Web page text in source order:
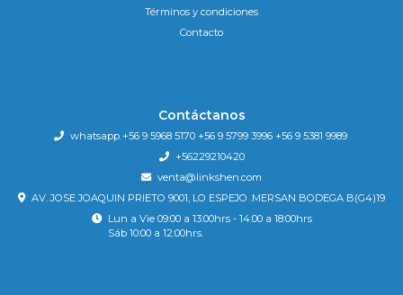
Términos y condiciones
Contacto
Contáctanos
whatsapp +56 9 5968 5170 +56 9 5799 3996 +56 9 5381 9989
+56229210420
venta@linkshen.com
AV. JOSE JOAQUIN PRIETO 9001, LO ESPEJO .MERSAN BODEGA B(G4)19
Lun a Vie 09:00 a 13:00hrs - 14:00 a 18:00hrs
Sáb 10:00 a 12:00hrs.